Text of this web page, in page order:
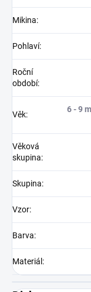
Mikina:
Pohlaví:
Roční
období:
Věk:
6 - 9
Věková
skupina:
Skupina:
Vzor:
Barva:
Materiál :